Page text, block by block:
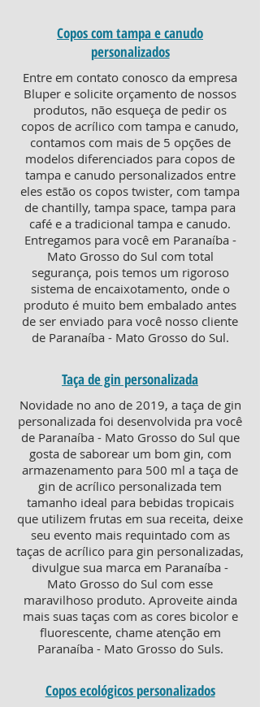
Copos com tampa e canudo
personalizados
Entre em contato conosco da empresa
Bluper e solicite orçamento de nossos
produtos, não esqueça de pedir os
copos de acrílico com tampa e canudo,
contamos com mais de 5 opções de
modelos diferenciados para copos de
tampa e canudo personalizados entre
eles estão os copos twister, com tampa
de chantilly, tampa space, tampa para
café e a tradicional tampa e canudo.
Entregamos para você em Paranaíba -
Mato Grosso do Sul com total
segurança, pois temos um rigoroso
sistema de encaixotamento, onde o
produto é muito bem embalado antes
de ser enviado para você nosso cliente
de Paranaíba - Mato Grosso do Sul.
Taça de gin personalizada
Novidade no ano de 2019, a taça de gin
personalizada foi desenvolvida pra você
de Paranaíba - Mato Grosso do Sul que
gosta de saborear um bom gin, com
armazenamento para 500 ml a taça de
gin de acrílico personalizada tem
tamanho ideal para bebidas tropicais
que utilizem frutas em sua receita, deixe
seu evento mais requintado com as
taças de acrílico para gin personalizadas,
divulgue sua marca em Paranaíba -
Mato Grosso do Sul com esse
maravilhoso produto. Aproveite ainda
mais suas taças com as cores bicolor e
fluorescente, chame atenção em
Paranaíba - Mato Grosso do Suls.
Copos ecológicos personalizados